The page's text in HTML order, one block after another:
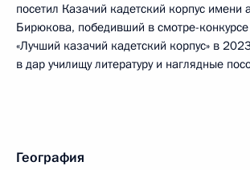
посетил Казачий кадетский корпус имени
Бирюкова, победивший в смотре-
«Лучший казачий кадетский корпус» в
в дар училищу литературу и наглядные
География